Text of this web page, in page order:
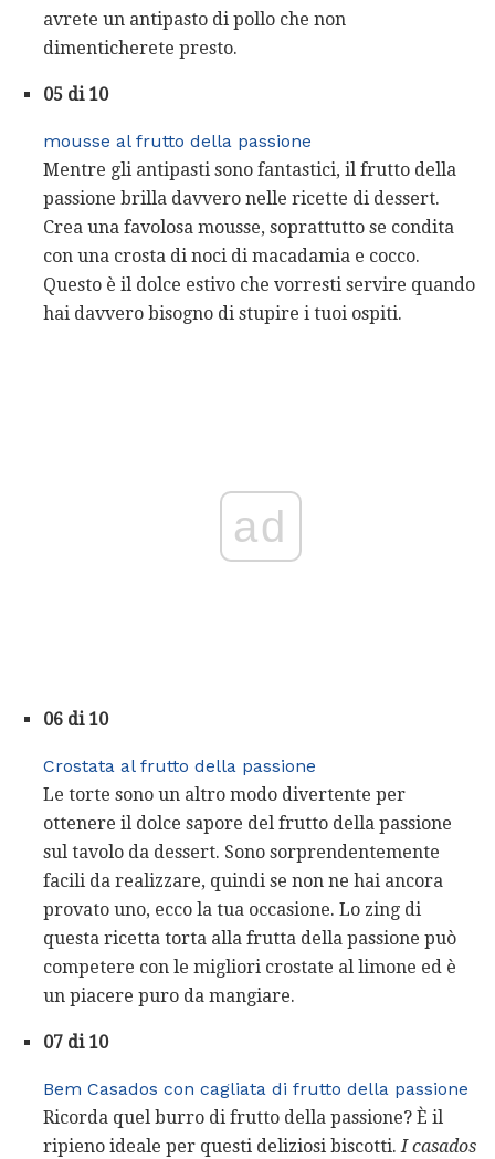
avrete un antipasto di pollo che non
dimenticherete presto.
05 di 10
mousse al frutto della passione
Mentre gli antipasti sono fantastici, il frutto della
passione brilla davvero nelle ricette di dessert.
Crea una favolosa mousse, soprattutto se condita
con una crosta di noci di macadamia e cocco.
Questo è il dolce estivo che vorresti servire quando
hai davvero bisogno di stupire i tuoi ospiti.
ad
06 di 10
Crostata al frutto della passione
Le torte sono un altro modo divertente per
ottenere il dolce sapore del frutto della passione
sul tavolo da dessert. Sono sorprendentemente
facili da realizzare, quindi se non ne hai ancora
provato uno, ecco la tua occasione. Lo zing di
questa ricetta torta alla frutta della passione può
competere con le migliori crostate al limone ed è
un piacere puro da mangiare.
07 di 10
Bem Casados ​​con cagliata di frutto della passione
Ricorda quel burro di frutto della passione? È il
ripieno ideale per questi deliziosi biscotti.I casados